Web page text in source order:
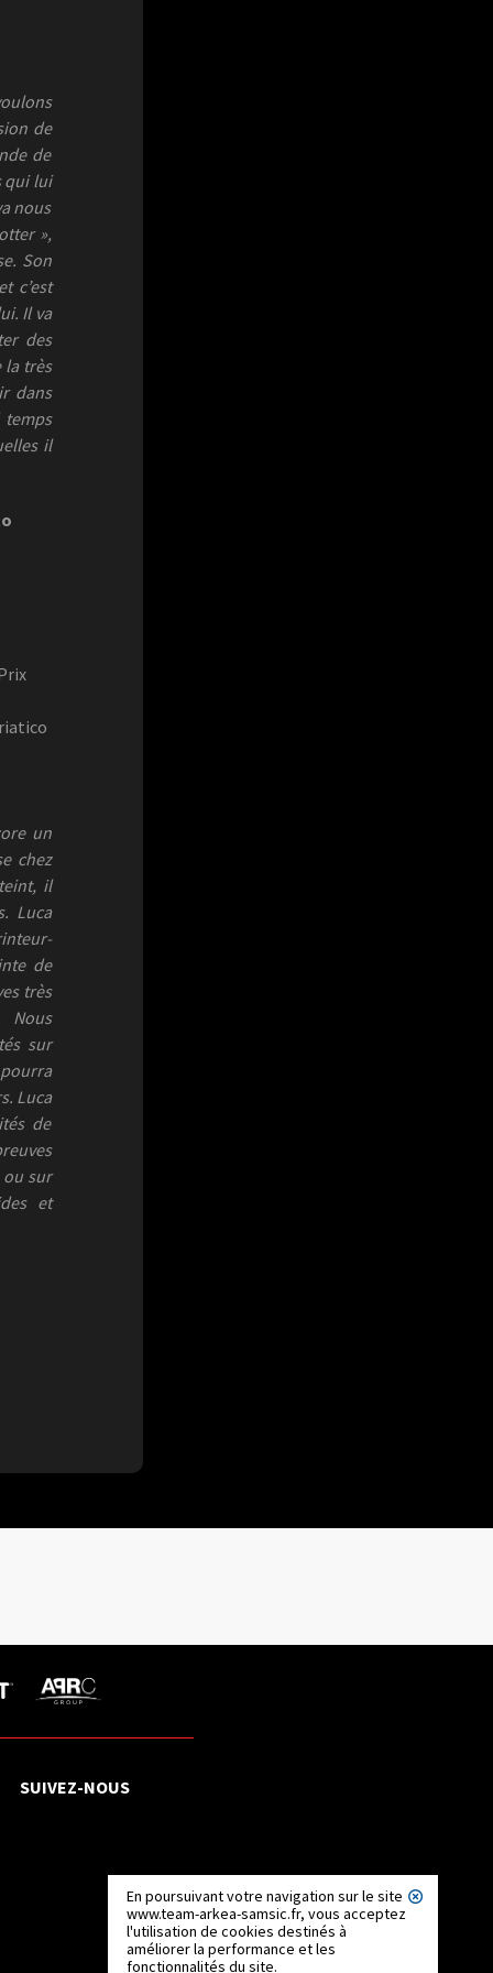
En poursuivant votre navigation sur le site
www.team-arkea-samsic.fr, vous acceptez
l'utilisation de cookies destinés à
améliorer la performance et les
fonctionnalités du site.
de
de
qui lui
nous
»,
Son
c’est
Il va
des
la très
dans
il
un
chez
il
Luca
de
très
Nous
sur
Luca
de
sur
et
SUIVEZ-NOUS